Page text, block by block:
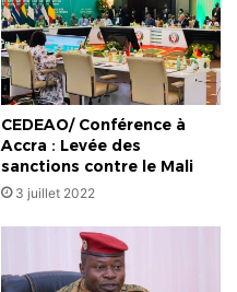
CEDEAO/ Conférence à
Accra : Levée des
sanctions contre le Mali
3 juillet 2022